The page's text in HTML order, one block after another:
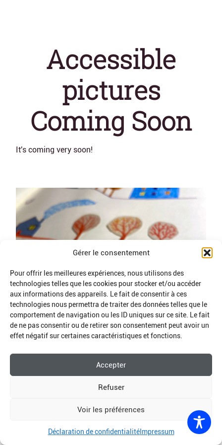
Gérer le consentement
Pour offrir les meilleures expériences, nous utilisons des
technologies telles que les cookies pour stocker et/ou accéder
aux informations des appareils. Le fait de consentir à ces
technologies nous permettra de traiter des données telles que le
comportement de navigation ou les ID uniques sur ce site. Le fait
de ne pas consentir ou de retirer son consentement peut avoir un
effet négatif sur certaines caractéristiques et fonctions.
Accepter
Refuser
Voir les préférences
Déclaration de confidentialitéImpressum
Accessible
pictures
Coming Soon
It's coming very soon!
Return tohome page